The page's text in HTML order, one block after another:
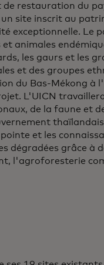
de restauration du
site inscrit au
exceptionnelle. Le
animales
les gaurs et les
et des groupes
du Bas-Mékong à
L'UICN
de la faune et
et les
dégradées grâce à
l'agroforesterie